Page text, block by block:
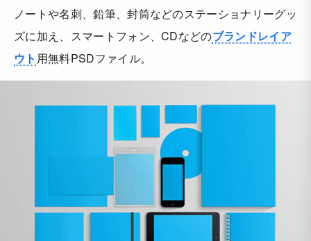
ノートや名刺、鉛筆、封筒などのステーショナリーグッ
ズに加え、スマートフォン、CDなどのブランドレイア
ウト 用無料PSDファイル。